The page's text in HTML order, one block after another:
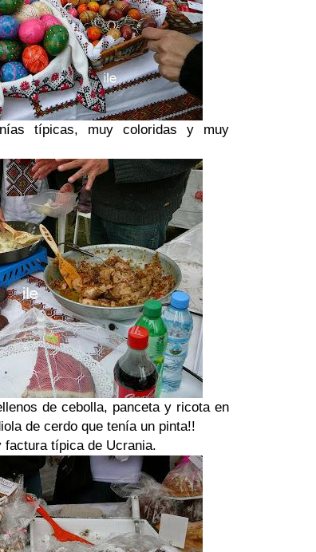
típicas, muy coloridas y muy
de cebolla, panceta y ricota en
de cerdo que tenía un pinta!!
factura típica de Ucrania.